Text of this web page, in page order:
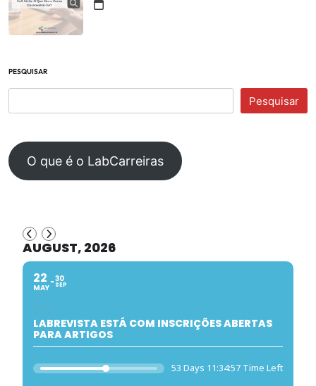
PESQUISAR
Pesquisar
O que é o LabCarreiras
AUGUST, 2026
22
MAY
30
SEP
LABREVISTA ESTÁ COM INSCRIÇÕES ABERTAS
PARA ARTIGOS
53 Days 11:34:57 Time Left